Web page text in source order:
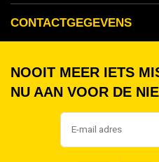
CONTACTGEGEVENS
NOOIT MEER IETS
NU AAN VOOR DE